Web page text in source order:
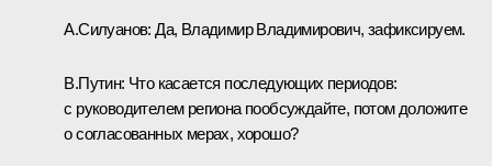
А.Силуанов:Да, Владимир Владимирович, зафиксируем.
В.Путин: Что касается последующих периодов:
с руководителем региона пообсуждайте, потом доложите
о согласованных мерах, хорошо?